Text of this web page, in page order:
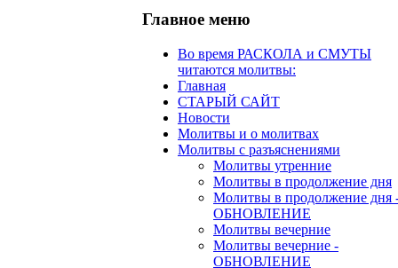
Главное меню
Во время РАСКОЛА и СМУТЫ
читаются молитвы:
Главная
СТАРЫЙ САЙТ
Новости
Молитвы и о молитвах
Молитвы с разъяснениями
Молитвы утренние
Молитвы в продолжение дня
Молитвы в продолжение дня
ОБНОВЛЕНИЕ
Молитвы вечерние
Молитвы вечерние -
ОБНОВЛЕНИЕ